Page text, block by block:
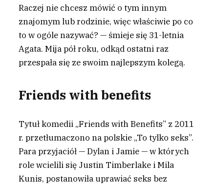
Raczej nie chcesz mówić o tym innym
znajomym lub rodzinie, więc właściwie po co
to w ogóle nazywać? — śmieje się 31-letnia
Agata. Mija pół roku, odkąd ostatni raz
przespała się ze swoim najlepszym kolegą.
Friends with benefits
Tytuł komedii „Friends with Benefits” z 2011
r. przetłumaczono na polskie „To tylko seks”.
Para przyjaciół — Dylan i Jamie — w których
role wcielili się Justin Timberlake i Mila
Kunis, postanowiła uprawiać seks bez